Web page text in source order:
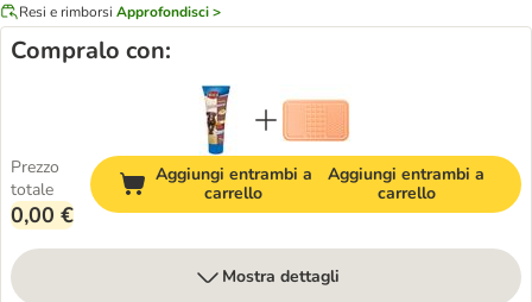
Resi e rimborsi Approfondisci >
Compralo con:
Prezzo
totale
0,00 €
Aggiungi entrambi a
carrello
Aggiungi entrambi a
carrello
Mostra dettagli